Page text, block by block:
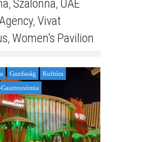
, Szalonna, UAE
, Vivat
, Women’s Pavilion
Gazdaság
Kultúra